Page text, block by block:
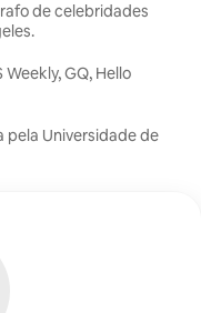
de celebridades
GQ, Hello
Universidade de